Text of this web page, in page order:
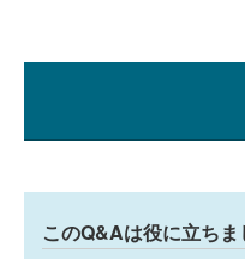
このQ&Aは役に立ちま